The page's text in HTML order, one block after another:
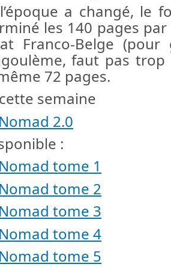
a changé, le
les 140 pages
Franco-Belge (pour
faut pas
72 pages.
semaine
2.0
:
tome 1
tome 2
tome 3
tome 4
tome 5